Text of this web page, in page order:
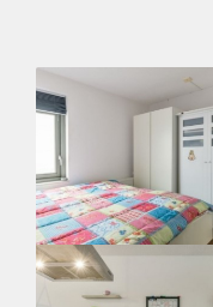
Huurtoeslag
Mogelijk
2,7 X Maandhuur Bruto
Huurtermijn
Onbepaalde termijn
Oplevering
Gestoffeerd